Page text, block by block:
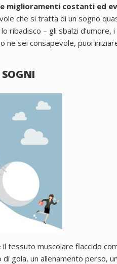
miglioramenti costanti ed
che si tratta di un sogno
lo ribadisco – gli sbalzi d’umore,
ne sei consapevole, puoi
tessuto muscolare flaccido
di gola, un allenamento perso,